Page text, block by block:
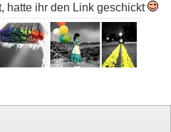
hatte ihr den Link geschickt